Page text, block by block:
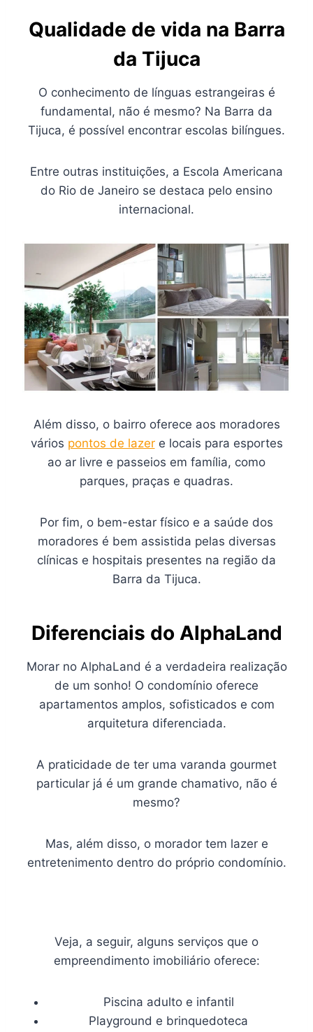
Qualidade de vida na Barra
da Tijuca
O conhecimento de línguas estrangeiras é
fundamental, não é mesmo? Na Barra da
Tijuca, é possível encontrar escolas bilíngues.
Entre outras instituições, a Escola Americana
do Rio de Janeiro se destaca pelo ensino
internacional.
Além disso, o bairro oferece aos moradores
vários pontos de lazere locais para esportes
ao ar livre e passeios em família, como
parques, praças e quadras.
Por fim, o bem-estar físico e a saúde dos
moradores é bem assistida pelas diversas
clínicas e hospitais presentes na região da
Barra da Tijuca.
Diferenciais do AlphaLand
Morar no AlphaLand é a verdadeira realização
de um sonho! O condomínio oferece
apartamentos amplos, sofisticados e com
arquitetura diferenciada.
A praticidade de ter uma varanda gourmet
particular já é um grande chamativo, não é
mesmo?
Mas, além disso, o morador tem lazer e
entretenimento dentro do próprio condomínio.
Veja, a seguir, alguns serviços que o
empreendimento imobiliário oferece:
Piscina adulto e infantil
Playground e brinquedoteca